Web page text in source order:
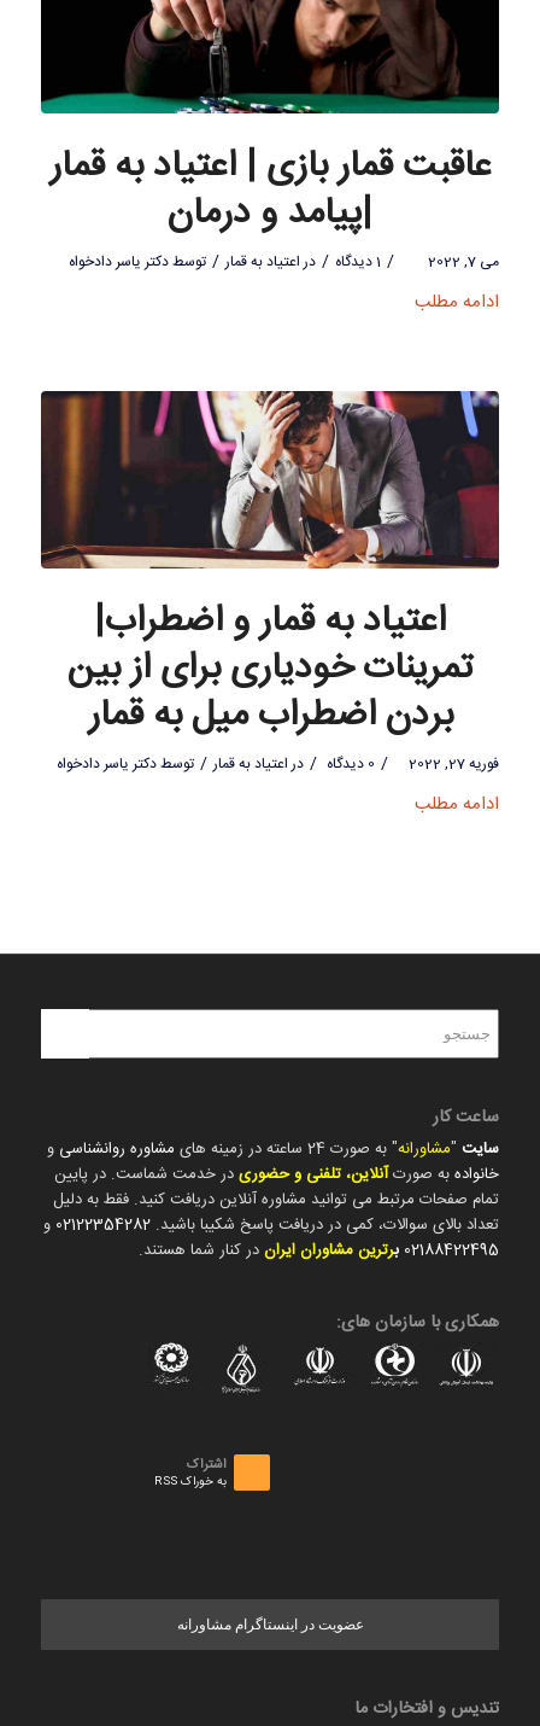
عاقبت قمار بازی | اعتیاد به قمار
|پیامد و درمان
می 7, 2022 / 1 دیدگاه / دراعتیاد به قمار / توسطدکتر یاسر دادخواه
ادامه مطلب
اعتیاد به قمار و اضطراب|
تمرینات خودیاری برای از بین
بردن اضطراب میل به قمار
فوریه 27, 2022 / 0 دیدگاه / در اعتیاد به قمار / توسطدکتر یاسر دادخواه
ادامه مطلب
ساعت کار
سایت"مشاورانه" به صورت 24 ساعته در زمینه های مشاوره روانشناسی و
خانوادهبه صورتآنلاین، تلفنی و حضوریدر خدمت شماست. در پایین
تمام صفحات مرتبط می توانید مشاوره آنلاین دریافت کنید. فقط به دلیل
تعداد بالای سوالات، کمی در دریافت پاسخ شکیبا باشید. 02122354282 و
02188422495 برترین مشاوران ایراندر کنار شما هستند.
همکاری با سازمان های:
اشتراک
به خوراک RSS
عضویت در اینستاگرام مشاورانه
تندیس و افتخارات ما